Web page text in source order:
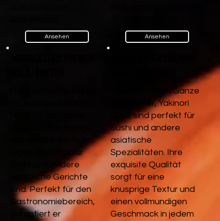
Ansehen Ansehen
dieser hochwertigen
Algen, die ideal für
Sushi und andere
asiatische Gerichte
sind. Perfekt für den
Gastronomiebereich,
garantiert er
Diese Premium Ganze
Noriblätter, Yakinori
Gold, sind perfekt für
Sushi und andere
asiatische
Spezialitäten. Ihre
exquisite Qualität
sorgt für eine
knusprige Textur und
einen vollmundigen
Geschmack in jedem